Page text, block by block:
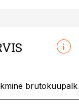
brutokuupalk